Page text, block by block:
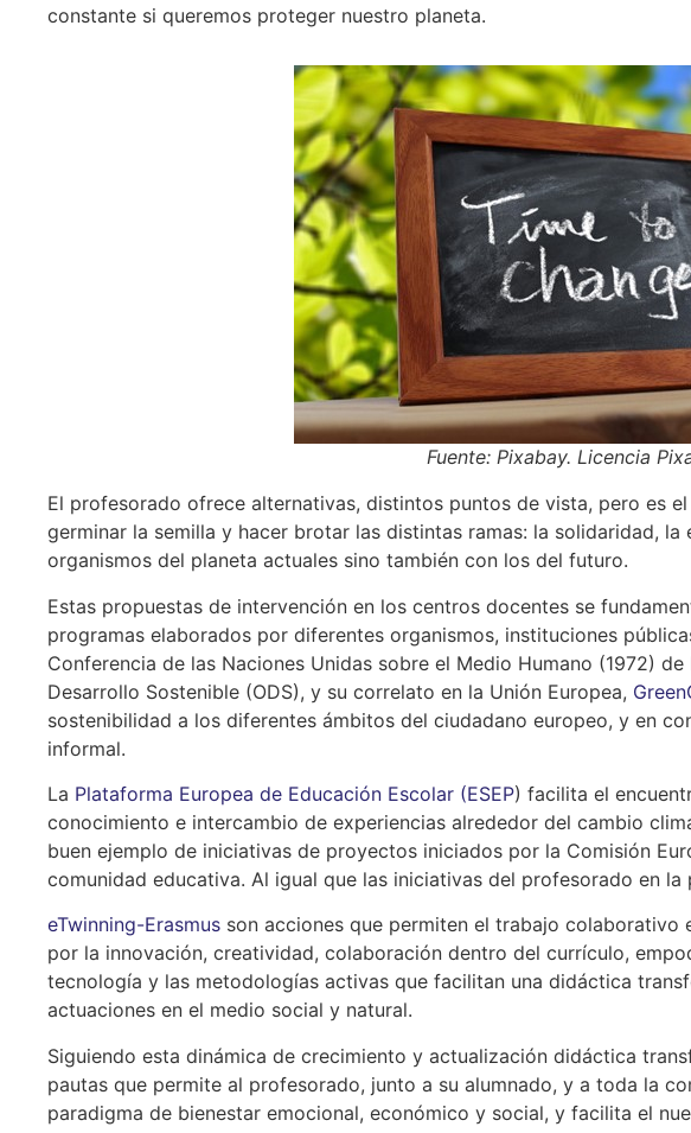
constante si queremos proteger nuestro planeta.
Fuente: Pixabay. Licencia
El profesorado ofrece alternativas, distintos puntos de vista, pero es
germinar la semilla y hacer brotar las distintas ramas: la solidaridad,
organismos del planeta actuales sino también con los del futuro.
Estas propuestas de intervención en los centros docentes se
programas elaborados por diferentes organismos, instituciones
Conferencia de las Naciones Unidas sobre el Medio Humano (1972)
Desarrollo Sostenible (ODS), y su correlato en la Unión Europea,
sostenibilidad a los diferentes ámbitos del ciudadano europeo, y en
informal.
La Plataforma Europea de Educación Escolar (ESEP) facilita el
conocimiento e intercambio de experiencias alrededor del cambio
buen ejemplo de iniciativas de proyectos iniciados por la Comisión
comunidad educativa. Al igual que las iniciativas del profesorado en la
eTwinning-Erasmus son acciones que permiten el trabajo
por la innovación, creatividad, colaboración dentro del currículo,
tecnología y las metodologías activas que facilitan una didáctica
actuaciones en el medio social y natural.
Siguiendo esta dinámica de crecimiento y actualización didáctica
pautas que permite al profesorado, junto a su alumnado, y a toda la
paradigma de bienestar emocional, económico y social, y facilita el